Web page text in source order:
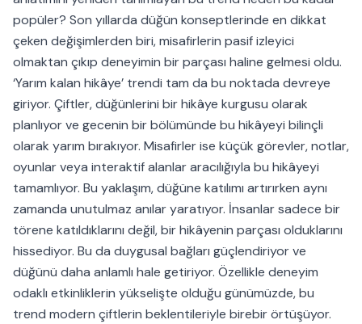
popüler? Son yıllarda düğün konseptlerinde en dikkat
çeken değişimlerden biri, misafirlerin pasif izleyici
olmaktan çıkıp deneyimin bir parçası haline gelmesi oldu.
‘Yarım kalan hikâye’ trendi tam da bu noktada devreye
giriyor. Çiftler, düğünlerini bir hikâye kurgusu olarak
planlıyor ve gecenin bir bölümünde bu hikâyeyi bilinçli
olarak yarım bırakıyor. Misafirler ise küçük görevler, notlar,
oyunlar veya interaktif alanlar aracılığıyla bu hikâyeyi
tamamlıyor. Bu yaklaşım, düğüne katılımı artırırken aynı
zamanda unutulmaz anılar yaratıyor. İnsanlar sadece bir
törene katıldıklarını değil, bir hikâyenin parçası olduklarını
hissediyor. Bu da duygusal bağları güçlendiriyor ve
düğünü daha anlamlı hale getiriyor. Özellikle deneyim
odaklı etkinliklerin yükselişte olduğu günümüzde, bu
trend modern çiftlerin beklentileriyle birebir örtüşüyor.